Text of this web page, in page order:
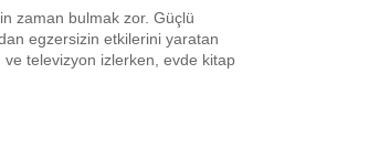
zaman bulmak zor. Güçlü
egzersizin etkilerini yaratan
ve televizyon izlerken, evde kitap